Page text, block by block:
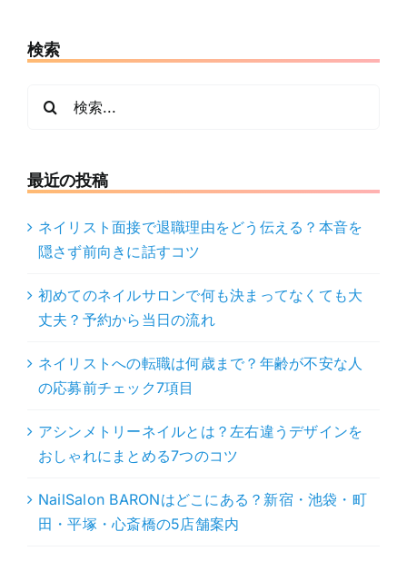
検索
最近の投稿
ネイリスト面接で退職理由をどう伝える？本音を
隠さず前向きに話すコツ
初めてのネイルサロンで何も決まってなくても大
丈夫？予約から当日の流れ
ネイリストへの転職は何歳まで？年齢が不安な人
の応募前チェック7項目
アシンメトリーネイルとは？左右違うデザインを
おしゃれにまとめる7つのコツ
NailSalon BARONはどこにある？新宿・池袋・町
田・平塚・心斎橋の5店舗案内